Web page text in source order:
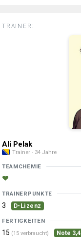
TRAINER:
Ali Pelak
Trainer · 34 Jahre
TEAMCHEMIE
TRAINERPUNKTE
3 D-Lizenz
FERTIGKEITEN
15 (15 verbraucht) Note 3,4